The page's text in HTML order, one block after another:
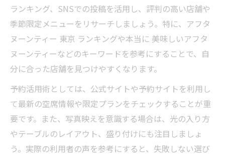
ランキング、SNSでの投稿を活用し、評判の高い店舗や
季節限定メニューをリサーチしましょう。特に、アフタ
ヌーンティー 東京 ランキングや本当に 美味しいアフタ
ヌーンティーなどのキーワードを参考にすることで、自
分に合った店舗を見つけやすくなります。
予約活用術としては、公式サイトや予約サイトを利用し
て最新の空席情報や限定プランをチェックすることが重
要です。また、写真映えを意識する場合は、光の入り方
やテーブルのレイアウト、盛り付けにも注目しましょ
う。実際の利用者の声を参考にすると、失敗しない選び